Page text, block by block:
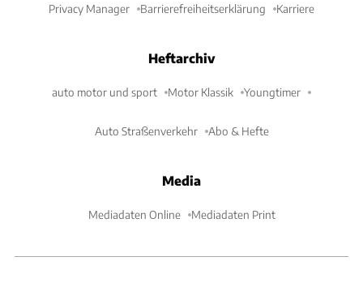
Privacy Manager Barrierefreiheitserklärung Karriere
Heftarchiv
auto motor und sport Motor Klassik Youngtimer
Auto Straßenverkehr Abo & Hefte
Media
Mediadaten Online Mediadaten Print